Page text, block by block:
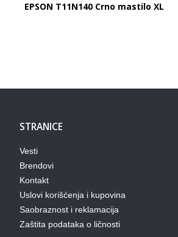
EPSON T11N140 Crno mastilo XL
STRANICE
Vesti
Brendovi
Kontakt
Uslovi korišćenja i kupovina
Saobraznost i reklamacija
Zaštita podataka o ličnosti